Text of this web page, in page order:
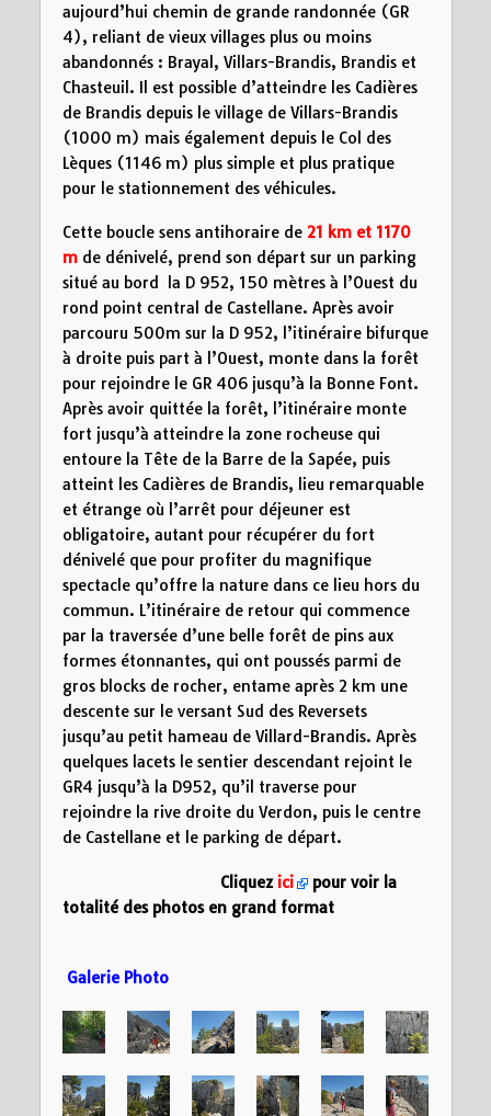
aujourd’hui chemin de grande randonnée (GR
4), reliant de vieux villages plus ou moins
abandonnés : Brayal, Villars-Brandis, Brandis et
Chasteuil. Il est possible d’atteindre les Cadières
de Brandis depuis le village de Villars-Brandis
(1000 m) mais également depuis le Col des
Lèques (1146 m) plus simple et plus pratique
pour le stationnement des véhicules.
Cette boucle sens antihoraire de 21 kmet 1170
mde dénivelé, prend son départ sur un parking
situé au bord la D 952, 150 mètres à l’Ouest du
rond point central de Castellane. Après avoir
parcouru 500m sur la D 952, l’itinéraire bifurque
à droite puis part à l’Ouest, monte dans la forêt
pour rejoindre le GR 406 jusqu’à la Bonne Font.
Après avoir quittée la forêt, l’itinéraire monte
fort jusqu’à atteindre la zone rocheuse qui
entoure la Tête de la Barre de la Sapée, puis
atteint les Cadières de Brandis, lieu remarquable
et étrange où l’arrêt pour déjeuner est
obligatoire, autant pour récupérer du fort
dénivelé que pour profiter du magnifique
spectacle qu’offre la nature dans ce lieu hors du
commun. L’itinéraire de retour qui commence
par la traversée d’une belle forêt de pins aux
formes étonnantes, qui ont poussés parmi de
gros blocks de rocher, entame après 2 km une
descente sur le versant Sud des Reversets
jusqu’au petit hameau de Villard-Brandis. Après
quelques lacets le sentier descendant rejoint le
GR4 jusqu’à la D952, qu’il traverse pour
rejoindre la rive droite du Verdon, puis le centre
de Castellane et le parking de départ.
Cliquez ici
pour voir la
totalité des photos en grand format
Galerie Photo